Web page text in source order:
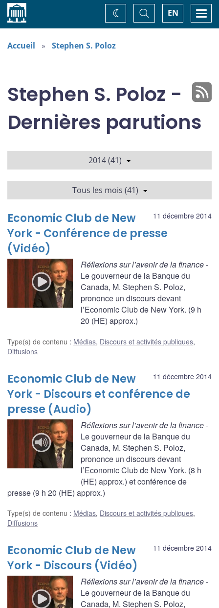
Accueil EN
Basculer
la
recherche
Changez
de
Accueil Stephen S. Poloz
Stephen S. Poloz -
Dernières parutions
2014 (41)
Tous les mois (41)
11 décembre 2014
Economic Club de New
York - Conférence de presse
(Vidéo)
Réflexions sur l’avenir de la finance-
Le gouverneur de la Banque du
Canada, M. Stephen S. Poloz,
prononce un discours devant
l’Economic Club de New York. (9 h
20 (HE) approx.)
Type(s) de contenu : Médias, Discours et activités publiques,
Diffusions
11 décembre 2014
Economic Club de New
York - Discours et conférence de
presse (Audio)
Réflexions sur l’avenir de la finance-
Le gouverneur de la Banque du
Canada, M. Stephen S. Poloz,
prononce un discours devant
l’Economic Club de New York. (8 h
(HE) approx.) et conférence de
presse (9 h 20 (HE) approx.)
Type(s) de contenu : Médias, Discours et activités publiques,
Diffusions
11 décembre 2014
Economic Club de New
York - Discours (Vidéo)
Réflexions sur l’avenir de la finance-
Le gouverneur de la Banque du
Canada, M. Stephen S. Poloz,